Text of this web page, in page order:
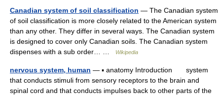
Canadian system of soil classification — The Canadian system
of soil classification is more closely related to the American system
than any other. They differ in several ways. The Canadian system
is designed to cover only Canadian soils. The Canadian system
dispenses with a sub order… …
Wikipedia
nervous system, human — ▪ anatomy Introduction system
that conducts stimuli from sensory receptors to the brain and
spinal cord and that conducts impulses back to other parts of the